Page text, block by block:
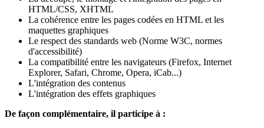
HTML/CSS, XHTML
La cohérence entre les pages codées en HTML et les
maquettes graphiques
Le respect des standards web (Norme W3C, normes
d'accessibilité)
La compatibilité entre les navigateurs (Firefox, Internet
Explorer, Safari, Chrome, Opera, iCab...)
L'intégration des contenus
L'intégration des effets graphiques
De façon complémentaire, il participe à :